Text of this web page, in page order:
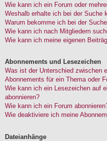
Wie kann ich ein Forum oder
Weshalb erhalte ich bei der Suche
Warum bekomme ich bei der
Wie kann ich nach Mitgliedern
Wie kann ich meine eigenen
Abonnements und Lesezeichen
Was ist der Unterschied zwischen
Abonnements für ein Thema oder
Wie kann ich ein Lesezeichen auf
abonnieren?
Wie kann ich ein Forum
Wie deaktiviere ich meine
Dateianhänge